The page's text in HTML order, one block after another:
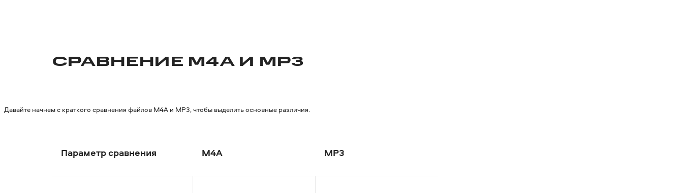
СРАВНЕНИЕ M4A И MP3
Давайте начнем с краткого сравнения файлов M4A и MP3, чтобы выделить основные различия.
Параметр сравнения M4A MP3